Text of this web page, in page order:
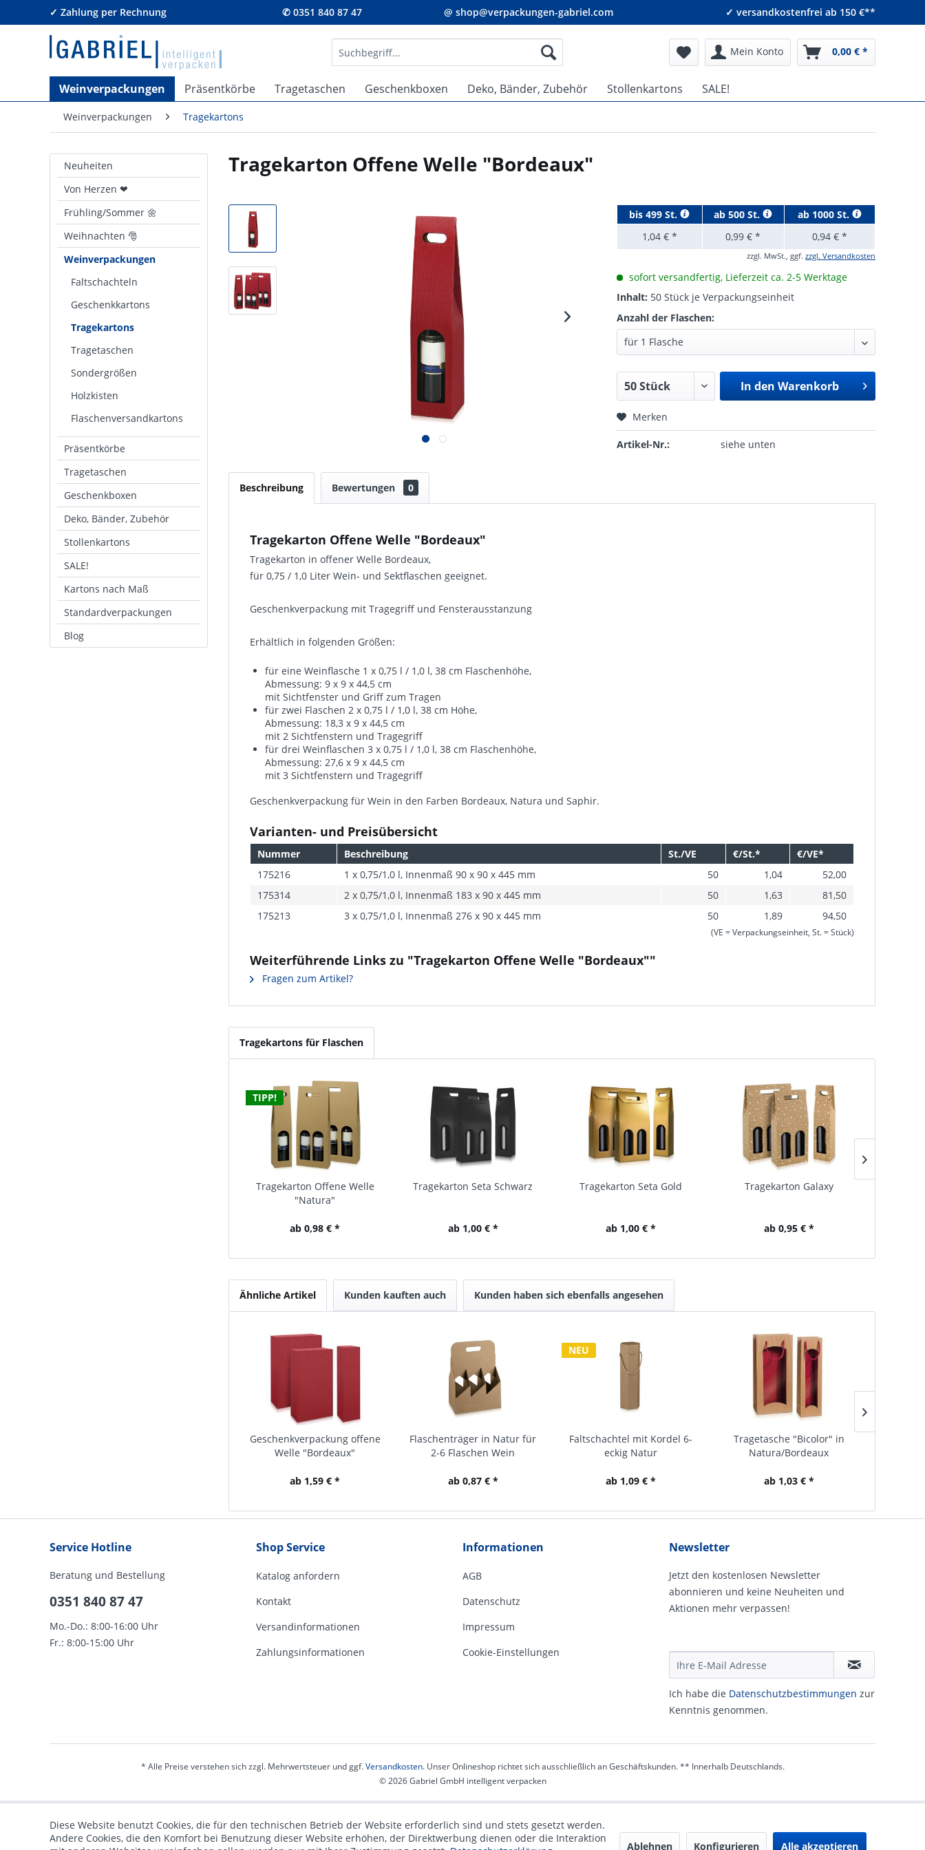
✓ Zahlung per Rechnung ✆ 0351 840 87 47 @ shop@verpackungen-gabriel.com ✓ versandkostenfrei ab 150 €**
Mein Konto 0,00 € *
Weinverpackungen Präsentkörbe Tragetaschen Geschenkboxen Deko, Bänder, Zubehör Stollenkartons SALE!
Weinverpackungen Tragekartons
Neuheiten
Von Herzen ❤
Frühling/Sommer 🌼
Weihnachten 🎅
Weinverpackungen
Faltschachteln
Geschenkkartons
Tragekartons
Tragetaschen
Sondergrößen
Holzkisten
Flaschenversandkartons
Präsentkörbe
Tragetaschen
Geschenkboxen
Deko, Bänder, Zubehör
Stollenkartons
SALE!
Kartons nach Maß
Standardverpackungen
Blog
Tragekarton Offene Welle "Bordeaux"
bis499 St. ab500 St. ab 1000 St.
1,04 € *
0,99 € * 0,94 € *
zzgl. MwSt., ggf. zzgl. Versandkosten
sofort versandfertig, Lieferzeit ca. 2-5 Werktage
Inhalt: 50 Stück je Verpackungseinheit
Anzahl der Flaschen:
In den Warenkorb
Merken
Artikel-Nr.: siehe unten
Beschreibung Bewertungen 0
Tragekarton Offene Welle "Bordeaux"
Tragekarton in offener Welle Bordeaux,
für 0,75 / 1,0 Liter Wein- und Sektflaschen geeignet.
Geschenkverpackung mit Tragegriff und Fensterausstanzung
Erhältlich in folgenden Größen:
für eine Weinflasche 1 x 0,75 l / 1,0 l, 38 cm Flaschenhöhe,
Abmessung: 9 x 9 x 44,5 cm
mit Sichtfenster und Griff zum Tragen
für zwei Flaschen 2 x 0,75 l / 1,0 l, 38 cm Höhe,
Abmessung: 18,3 x 9 x 44,5 cm
mit 2 Sichtfenstern und Tragegriff
für drei Weinflaschen 3 x 0,75 l / 1,0 l, 38 cm Flaschenhöhe,
Abmessung: 27,6 x 9 x 44,5 cm
mit 3 Sichtfenstern und Tragegriff
Geschenkverpackung für Wein in den Farben Bordeaux, Natura und Saphir.
Varianten- und Preisübersicht
Nummer Beschreibung St./VE €/St.*
€/VE*
175216
1 x 0,75/1,0 l, Innenmaß 90 x 90 x 445 mm 50 1,04
52,00
175314
2 x 0,75/1,0 l, Innenmaß 183 x 90 x 445 mm 50 1,63
81,50
175213
3 x 0,75/1,0 l, Innenmaß 276 x 90 x 445 mm 50 1,89 94,50
(VE = Verpackungseinheit, St. = Stück)
Weiterführende Links zu "Tragekarton Offene Welle "Bordeaux""
Fragen zum Artikel?
Tragekartons für Flaschen
TIPP!
Tragekarton Offene Welle
"Natura"
ab 0,98 € *
Tragekarton Seta Schwarz
ab 1,00 € *
Tragekarton Seta Gold
ab 1,00 € *
Tragekarton Galaxy
ab 0,95 € *
Ähnliche Artikel Kunden kauften auch Kunden haben sich ebenfalls angesehen
Geschenkverpackung offene
Welle "Bordeaux"
ab 1,59 € *
Flaschenträger in Natur für
2-6 Flaschen Wein
ab 0,87 € *
NEU
Faltschachtel mit Kordel 6-
eckig Natur
ab 1,09 € *
Tragetasche "Bicolor" in
Natura/Bordeaux
ab 1,03 € *
Service Hotline
Beratung und Bestellung
0351 840 87 47
Mo.-Do.: 8:00-16:00 Uhr
Fr.: 8:00-15:00 Uhr
Shop Service
Katalog anfordern
Kontakt
Versandinformationen
Zahlungsinformationen
Informationen
AGB
Datenschutz
Impressum
Cookie-Einstellungen
Newsletter
Jetzt den kostenlosen Newsletter
abonnieren und keine Neuheiten und
Aktionen mehr verpassen!
Ich habe die Daten­schutz­be­stim­mungen zur
Kennt­nis genommen.
* Alle Preise verstehen sich zzgl. Mehrwertsteuer und ggf.Versandkosten. Unser Onlineshop richtet sich ausschließlich an Geschäftskunden. ** Innerhalb Deutschlands.
© 2026 Gabriel GmbH intelligent verpacken
Diese Website benutzt Cookies, die für den technischen Betrieb der Website erforderlich sind und stets gesetzt werden.
Andere Cookies, die den Komfort bei Benutzung dieser Website erhöhen, der Direktwerbung dienen oder die Interaktion
Ablehnen Konfigurieren Alle akzeptieren